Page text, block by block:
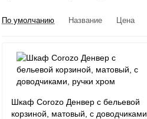
По умолчанию Название Цена
Шкаф Corozo Денвер с бельевой
корзиной, матовый, с доводчиками,